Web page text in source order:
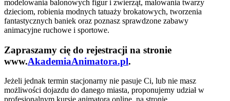
modelowania balonowych figur i zwierząt, malowania twarzy
dzieciom, robienia modnych tatuaży brokatowych, tworzenia
fantastycznych baniek oraz poznasz sprawdzone zabawy
animacyjne ruchowe i sportowe.
Zapraszamy cię do rejestracji na stronie
www.AkademiaAnimatora.pl.
Jeżeli jednak termin stacjonarny nie pasuje Ci, lub nie masz
możliwości dojazdu do danego miasta, proponujemy udział w